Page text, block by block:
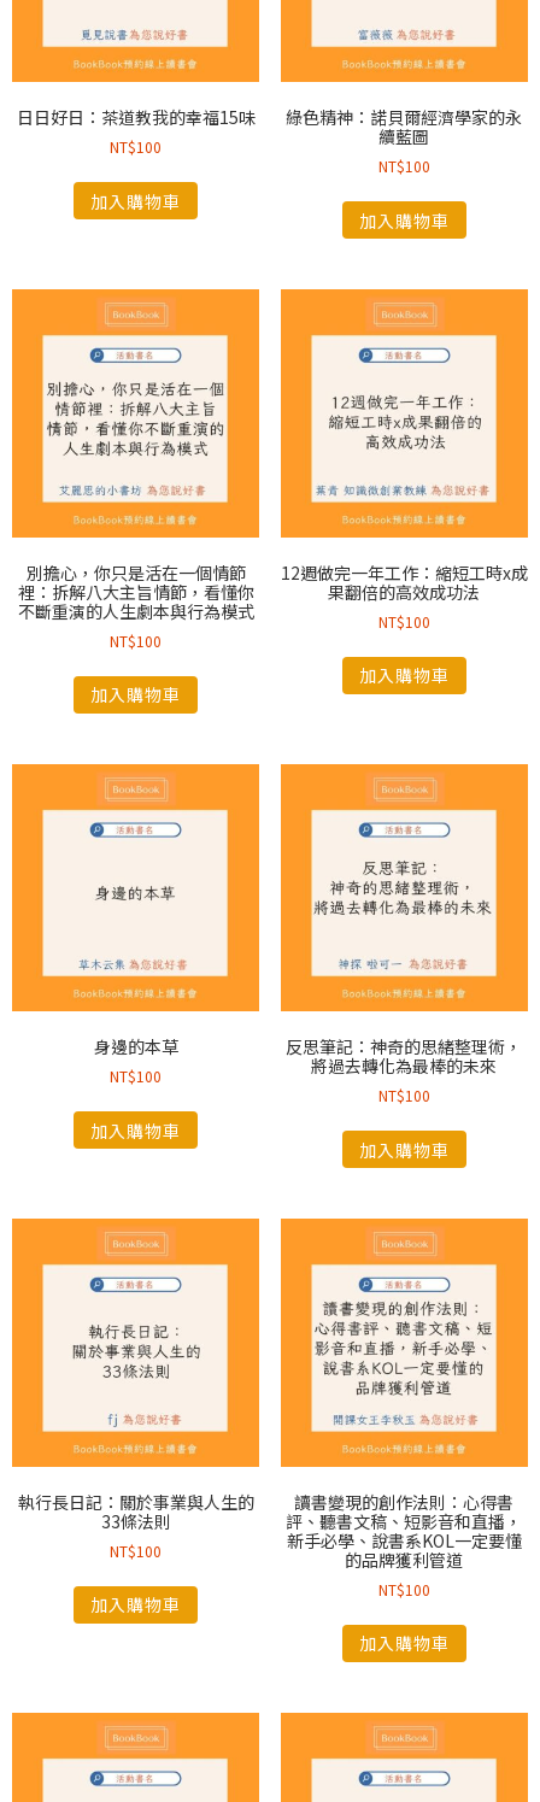
日日好日：茶道教我的幸福15味
NT$100
加入購物車
綠色精神：諾貝爾經濟學家的永
續藍圖
NT$100
加入購物車
別擔心，你只是活在一個情節
裡：拆解八大主旨情節，看懂你
不斷重演的人生劇本與行為模式
NT$100
加入購物車
12週做完一年工作：縮短工時x成
果翻倍的高效成功法
NT$100
加入購物車
身邊的本草
NT$100
加入購物車
反思筆記：神奇的思緒整理術，
將過去轉化為最棒的未來
NT$100
加入購物車
執行長日記：關於事業與人生的
33條法則
NT$100
加入購物車
讀書變現的創作法則：心得書
評、聽書文稿、短影音和直播，
新手必學、說書系KOL一定要懂
的品牌獲利管道
NT$100
加入購物車